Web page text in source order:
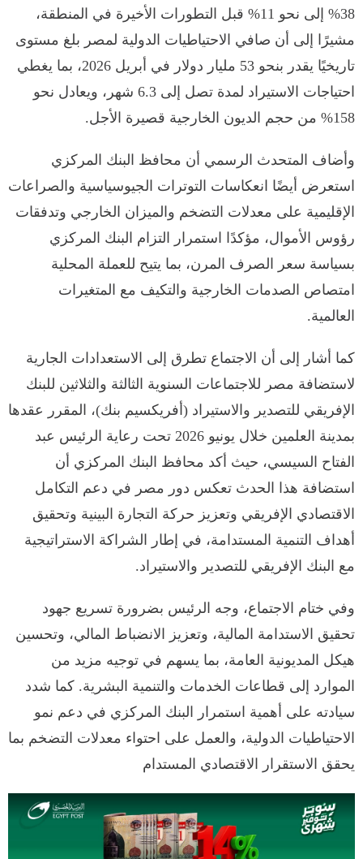
38% إلى نحو 11% قبل التطورات الأخيرة في المنطقة،
مشيرًا إلى أن صافي الاحتياطيات الدولية لمصر بلغ مستوى
تاريخيًا يقدر بنحو 53 مليار دولار في أبريل 2026، بما يغطي
احتياجات الاستيراد لمدة تصل إلى 6.3 شهر، ويعادل نحو
158% من حجم الديون الخارجية قصيرة الأجل.
وأضاف المتحدث الرسمي أن محافظ البنك المركزي
استعرض أيضًا انعكاسات التوترات الجيوسياسية والصراعات
الإقليمية على معدلات التضخم والميزان الخارجي وتدفقات
رؤوس الأموال، مؤكدًا استمرار التزام البنك المركزي
بسياسة سعر الصرف المرن، بما يتيح للعملة المحلية
امتصاص الصدمات الخارجية والتكيف مع المتغيرات
العالمية.
كما أشار إلى أن الاجتماع تطرق إلى الاستعدادات الجارية
لاستضافة مصر للاجتماعات السنوية الثالثة والثلاثين للبنك
الإفريقي للتصدير والاستيراد (أفريكسيم بنك)، المقرر عقدها
بمدينة العلمين خلال يونيو 2026 تحت رعاية الرئيس عبد
الفتاح السيسي، حيث أكد محافظ البنك المركزي أن
استضافة هذا الحدث تعكس دور مصر في دعم التكامل
الاقتصادي الإفريقي وتعزيز حركة التجارة البينية وتحقيق
أهداف التنمية المستدامة، في إطار الشراكة الاستراتيجية
مع البنك الإفريقي للتصدير والاستيراد.
وفي ختام الاجتماع، وجه الرئيس بضرورة تسريع جهود
تحقيق الاستدامة المالية، وتعزيز الانضباط المالي، وتحسين
هيكل المديونية العامة، بما يسهم في توجيه مزيد من
الموارد إلى قطاعات الخدمات والتنمية البشرية. كما شدد
سيادته على أهمية استمرار البنك المركزي في دعم نمو
الاحتياطيات الدولية، والعمل على احتواء معدلات التضخم بما
يحقق الاستقرار الاقتصادي المستدام